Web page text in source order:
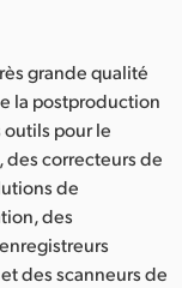
grande qualité
la postproduction
pour le
des correcteurs de
de
des
des scanneurs de